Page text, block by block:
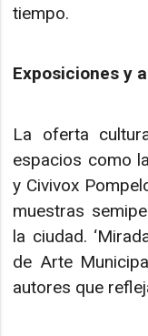
tiempo.
Exposiciones y
La oferta
espacios como
y Civivox
muestras
la ciudad.
de Arte
autores que